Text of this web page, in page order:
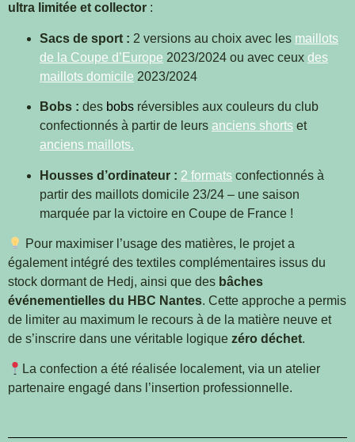
ultra limitée et collector :
Sacs de sport : 2 versions au choix avec les maillots
de la Coupe d’Europe 2023/2024 ou avec ceux des
maillots domicile 2023/2024
Bobs : des bobs réversibles aux couleurs du club
confectionnés à partir de leurs anciens shorts et
anciens maillots.
Housses d’ordinateur : 2 formats confectionnés à
partir des maillots domicile 23/24 – une saison
marquée par la victoire en Coupe de France !
Pour maximiser l’usage des matières, le projet a
également intégré des textiles complémentaires issus du
stock dormant de Hedj, ainsi que des bâches
événementielles du HBC Nantes. Cette approche a permis
de limiter au maximum le recours à de la matière neuve et
de s’inscrire dans une véritable logique zéro déchet.
La confection a été réalisée localement, via un atelier
partenaire engagé dans l’insertion professionnelle.